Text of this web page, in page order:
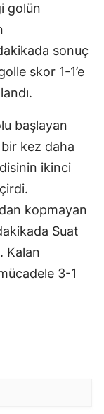
golün
sonuç
skor 1-1’e
başlayan
bir kez daha
ikinci
kopmayan
Suat
Kalan
3-1